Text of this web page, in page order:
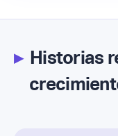
▸Historias